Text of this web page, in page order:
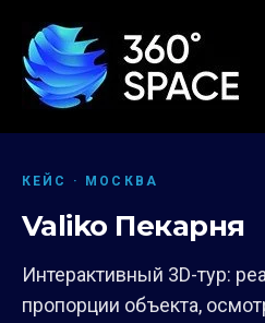
КЕЙС · МОСКВА
Valiko Пекарня
Интерактивный 3D-тур:
пропорции объекта,